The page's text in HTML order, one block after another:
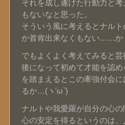
それを成し遂げた行動力と考
もないなと思った。
そういう風に考えるとナル
か首肯出来なくもない……か
でもよくよく考えてみると
後になって初めて才能を認め
を踏まえるとこの牽強付会
るか…(ヽ'ω`)
ナルトや我愛羅が自分の心
心の安定を得るというのは